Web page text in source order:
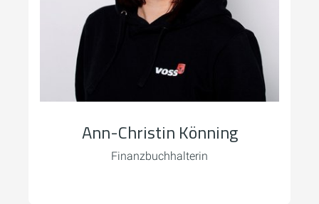
Ann-Christin Könning
Finanzbuchhalterin